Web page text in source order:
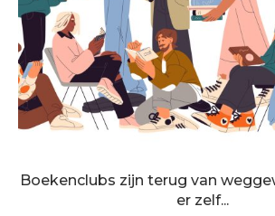
Boekenclubs zijn terug van
er zelf...